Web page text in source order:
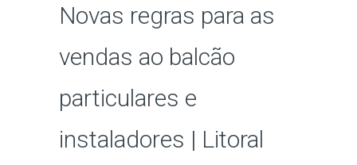
Novas regras para as
vendas ao balcão
particulares e
instaladores | Litoral